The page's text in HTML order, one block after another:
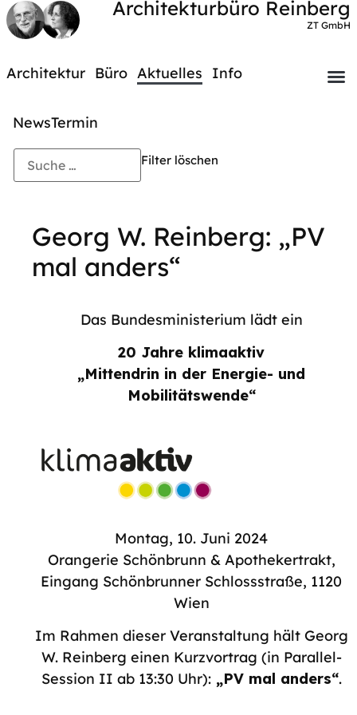
Architekturbüro Reinberg
ZT GmbH
Architektur Büro Aktuelles Info
NewsTermin
Filter löschen
Georg W. Reinberg: „PV
mal anders“
Das Bundesministerium lädt ein
20 Jahre klimaaktiv
„Mittendrin in der Energie- und
Mobilitätswende“
Montag, 10. Juni 2024
Orangerie Schönbrunn & Apothekertrakt,
Eingang Schönbrunner Schlossstraße, 1120
Wien
Im Rahmen dieser Veranstaltung hält Georg
W. Reinberg einen Kurzvortrag (in Parallel-
Session II ab 13:30 Uhr):„PV mal anders“.